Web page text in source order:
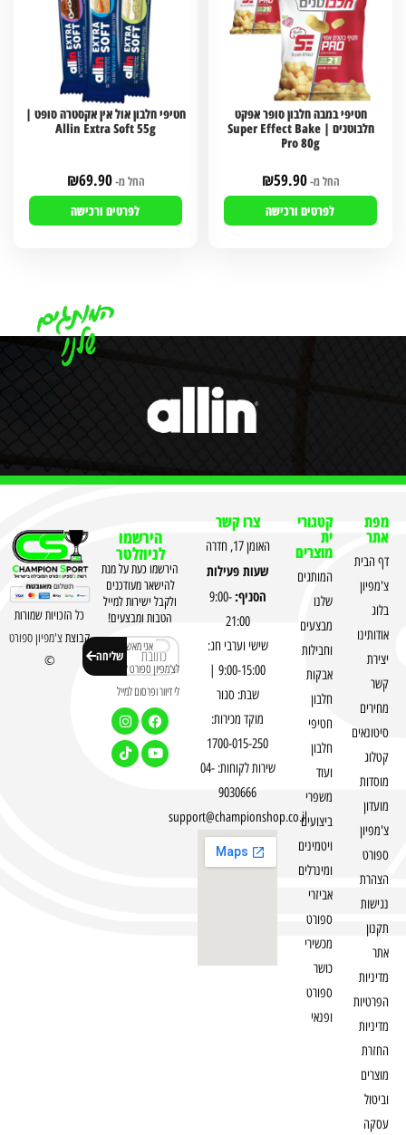
חטיפי במבה חלבון סופר אפקט
חלבוטנים | Super Effect Bake
Pro 80g
החל מ- ₪59.90
לפרטים ורכישה
חטיפי חלבון אול אין אקסטרה סופט |
Allin Extra Soft 55g
החל מ- ₪69.90
לפרטים ורכישה
מפת
אתר
דף הבית
צ'מפיון
בלוג
אודותינו
יצירת
קשר
מחירים
סיטונאים
קטלוג
מוסדות
מועדון
צ'מפיון
ספורט
הצהרת
נגישות
תקנון
אתר
מדיניות
הפרטיות
מדיניות
החזרת
מוצרים
וביטול
עסקה
קטגורי
ית
מוצרים
המותגים
שלנו
מבצעים
וחבילות
אבקות
חלבון
חטיפי
חלבון
ועוד
משפרי
ביצועים
ויטמינים
ומינרלים
אביזרי
ספורט
מכשירי
כושר
ספורט
ופנאי
צרו קשר
האומן 17, חדרה
שעות פעילות
הסניף:9:00-
21:00
שישי וערבי חג:
9:00-15:00 |
שבת: סגור
מוקד מכירות:
1700-015-250
שירות לקוחות: 04-
9030666
support@championshop.co.il
הירשמו
לניוזלטר
הירשמו כעת על מנת
להישאר מעודכנים
ולקבל ישירות למייל
הטבות ומבצעים!
אני מאשר
לצ'מפיון ספורט לשלוח
לי דיוור ופרסום למייל
שליחה
כל הזכויות שמורות
קבוצתצ'מפיון ספורט
©